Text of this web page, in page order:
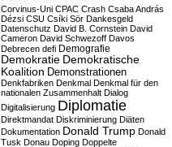
Corvinus-Uni CPAC Crash Csaba András
Dézsi CSU Csíki Sör Dankesgeld
Datenschutz David B. Cornstein David
Cameron David Schwezoff Davos
Debrecen defi Demografie
Demokratie Demokratische
Koalition Demonstrationen
Denkfabriken Denkmal Denkmal für den
nationalen Zusammenhalt Dialog
Digitalisierung Diplomatie
Direktmandat Diskriminierung Diäten
Dokumentation Donald Trump Donald
Tusk Donau Doping Doppelte